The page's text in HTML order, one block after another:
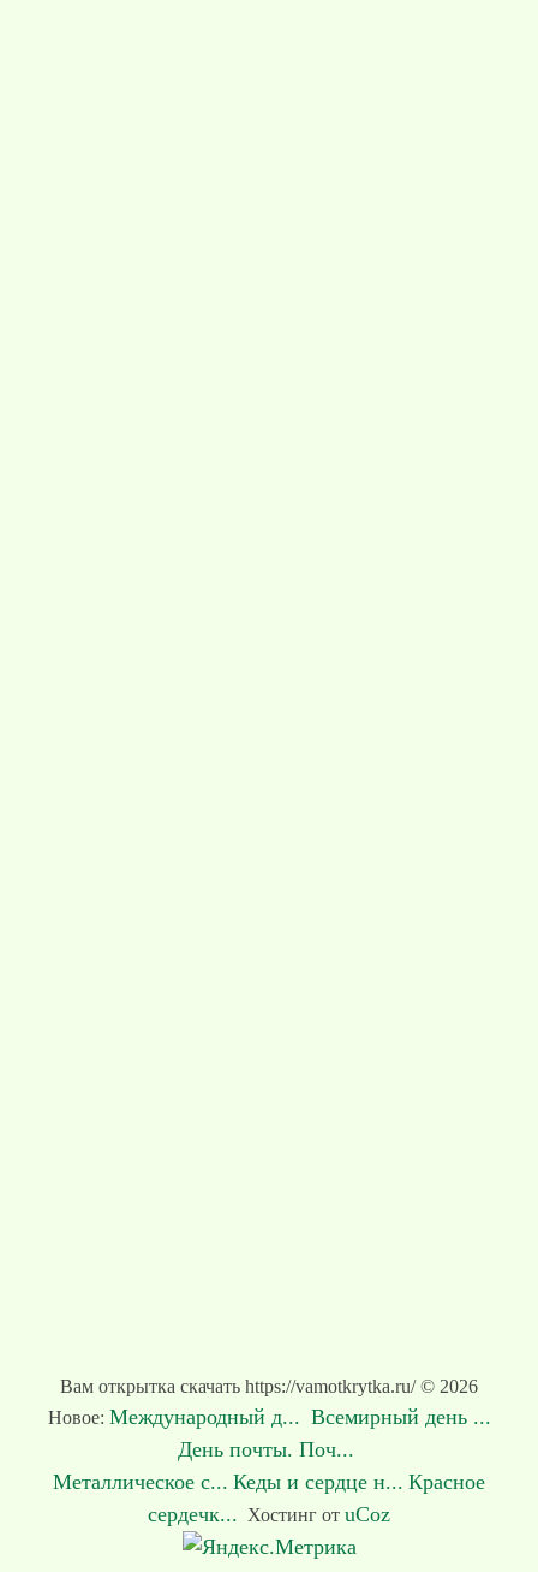
Вам открытка скачать https://vamotkrytka.ru/ © 2026
Новое: Международный д... Всемирный день ...
День почты. Поч...
Металлическое с... Кеды и сердце н... Красное
сердечк... Хостинг от uCoz